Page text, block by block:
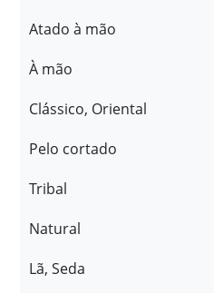
Atado à mão
À mão
Clássico, Oriental
Pelo cortado
Tribal
Natural
Lã, Seda